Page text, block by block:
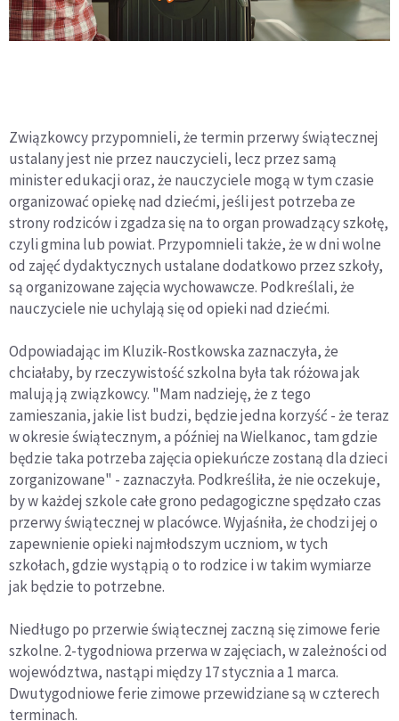
Związkowcy przypomnieli, że termin przerwy świątecznej
ustalany jest nie przez nauczycieli, lecz przez samą
minister edukacji oraz, że nauczyciele mogą w tym czasie
organizować opiekę nad dziećmi, jeśli jest potrzeba ze
strony rodziców i zgadza się na to organ prowadzący szkołę,
czyli gmina lub powiat. Przypomnieli także, że w dni wolne
od zajęć dydaktycznych ustalane dodatkowo przez szkoły,
są organizowane zajęcia wychowawcze. Podkreślali, że
nauczyciele nie uchylają się od opieki nad dziećmi.
Odpowiadając im Kluzik-Rostkowska zaznaczyła, że
chciałaby, by rzeczywistość szkolna była tak różowa jak
malują ją związkowcy. "Mam nadzieję, że z tego
zamieszania, jakie list budzi, będzie jedna korzyść - że teraz
w okresie świątecznym, a później na Wielkanoc, tam gdzie
będzie taka potrzeba zajęcia opiekuńcze zostaną dla dzieci
zorganizowane" - zaznaczyła. Podkreśliła, że nie oczekuje,
by w każdej szkole całe grono pedagogiczne spędzało czas
przerwy świątecznej w placówce. Wyjaśniła, że chodzi jej o
zapewnienie opieki najmłodszym uczniom, w tych
szkołach, gdzie wystąpią o to rodzice i w takim wymiarze
jak będzie to potrzebne.
Niedługo po przerwie świątecznej zaczną się zimowe ferie
szkolne. 2-tygodniowa przerwa w zajęciach, w zależności od
województwa, nastąpi między 17 stycznia a 1 marca.
Dwutygodniowe ferie zimowe przewidziane są w czterech
terminach.